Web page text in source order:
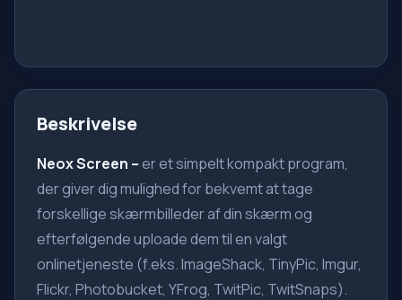
Beskrivelse
Neox Screen –er et simpelt kompakt program,
der giver dig mulighed for bekvemt at tage
forskellige skærmbilleder af din skærm og
efterfølgende uploade dem til en valgt
onlinetjeneste (f.eks. ImageShack, TinyPic, Imgur,
Flickr, Photobucket, YFrog, TwitPic, TwitSnaps).